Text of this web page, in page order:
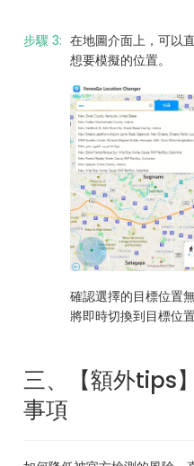
步驟 3: 在地圖介面上，可以
想要模擬的位置。
確認選擇的目標位置
將即時切換到目標位置
三、【額外tips
事項